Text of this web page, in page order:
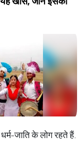
जाति के लोग रहते हैं.